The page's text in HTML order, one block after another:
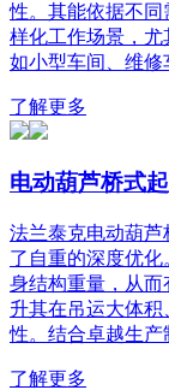
性。其能依据不
样化工作场景，尤
如小型车间、维修
了解更多
电动葫芦桥式
法兰泰克电动葫
了自重的深度优
身结构重量，从
升其在吊运大体
性。结合卓越生产
了解更多